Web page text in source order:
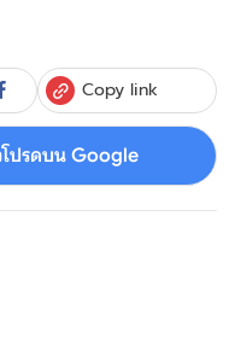
Copy link
โปรดบน Google